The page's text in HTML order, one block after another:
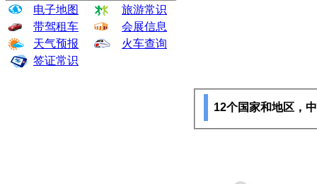
电子地图
旅游常识
带驾租车
会展信息
天气预报
火车查询
签证常识
12个国家和地区，